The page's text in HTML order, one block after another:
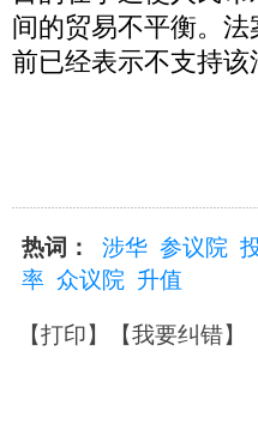
间的贸易不平衡。
前已经表示不支持该
热词： 涉华 参议院
率 众议院 升值
【打印】【我要纠错】